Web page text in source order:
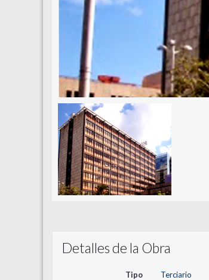
Detalles de la Obra
Tipo
Terciario